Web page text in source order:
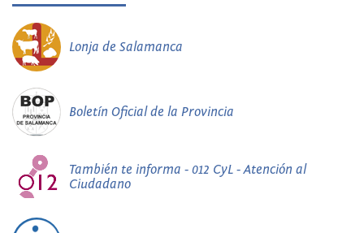
Lonja de Salamanca
Boletín Oficial de la Provincia
También te informa - 012 CyL - Atención al
Ciudadano